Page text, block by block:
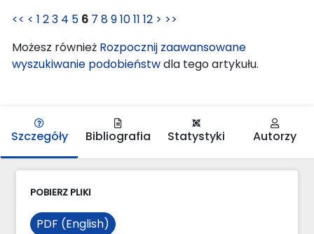
<< < 1 23 4 5 6 7 891011 12 > >>
Możesz również Rozpocznij zaawansowane
wyszukiwanie podobieństwdla tego artykułu.
Szczegóły Bibliografia Statystyki Autorzy
POBIERZ PLIKI
PDF (English)